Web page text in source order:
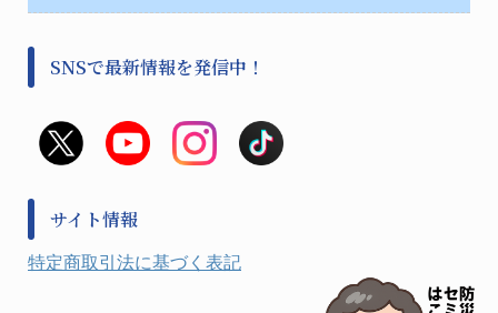
加圧・減圧・油ポンプ
撹拌機 ２
救急
金属、ホーロー容器・バット類
金属・樹脂実験必需１
健康機器・用品
検査・計測
樹脂容器各種
分離・分析ロシ
初期活動・対策本部
非常用食料品
風水害対策用品
防犯用品・その他
SNSで最新情報を発信中！
サイト情報
特定商取引法に基づく表記